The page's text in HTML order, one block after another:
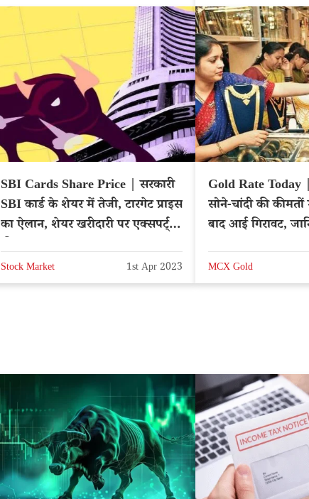
SBI Cards Share Price | सरकारी
SBI कार्ड के शेयर में तेजी, टारगेट प्राइस
का ऐलान, शेयर खरीदारी पर एक्सपर्ट्स
Stock Market 1st Apr 2023
Gold Rate
सोने-चांदी की
बाद आई गिरावट,
MCX Gold